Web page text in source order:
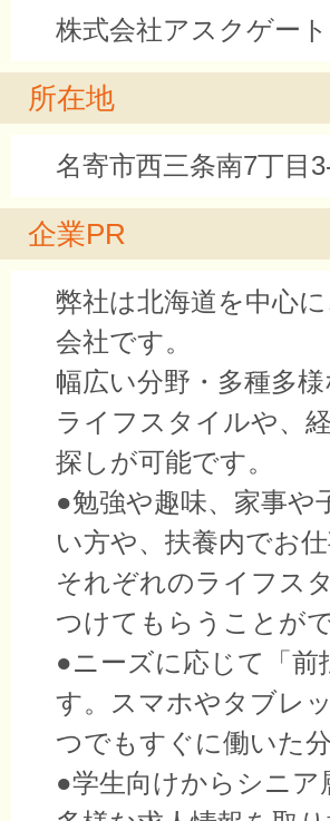
株式会社アスクゲー
所在地
名寄市西三条南7丁目
企業PR
弊社は北海道を中心
会社です。
幅広い分野・多種多
ライフスタイルや、
探しが可能です。
●勉強や趣味、家事や
い方や、扶養内でお
それぞれのライフス
つけてもらうことが
●ニーズに応じて「
す。スマホやタブレ
つでもすぐに働いた
●学生向けからシニ